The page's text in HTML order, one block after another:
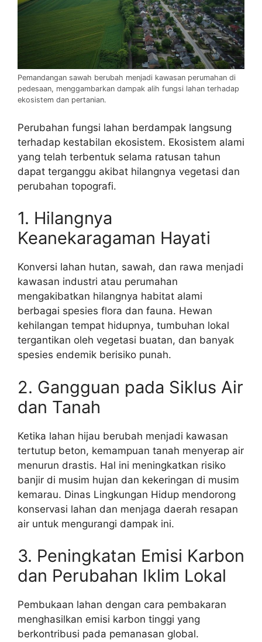
Pemandangan sawah berubah menjadi kawasan perumahan di
pedesaan, menggambarkan dampak alih fungsi lahan terhadap
ekosistem dan pertanian.
Perubahan fungsi lahan berdampak langsung
terhadap kestabilan ekosistem. Ekosistem alami
yang telah terbentuk selama ratusan tahun
dapat terganggu akibat hilangnya vegetasi dan
perubahan topografi.
1. Hilangnya
Keanekaragaman Hayati
Konversi lahan hutan, sawah, dan rawa menjadi
kawasan industri atau perumahan
mengakibatkan hilangnya habitat alami
berbagai spesies flora dan fauna. Hewan
kehilangan tempat hidupnya, tumbuhan lokal
tergantikan oleh vegetasi buatan, dan banyak
spesies endemik berisiko punah.
2. Gangguan pada Siklus Air
dan Tanah
Ketika lahan hijau berubah menjadi kawasan
tertutup beton, kemampuan tanah menyerap air
menurun drastis. Hal ini meningkatkan risiko
banjir di musim hujan dan kekeringan di musim
kemarau. Dinas Lingkungan Hidup mendorong
konservasi lahan dan menjaga daerah resapan
air untuk mengurangi dampak ini.
3. Peningkatan Emisi Karbon
dan Perubahan Iklim Lokal
Pembukaan lahan dengan cara pembakaran
menghasilkan emisi karbon tinggi yang
berkontribusi pada pemanasan global.